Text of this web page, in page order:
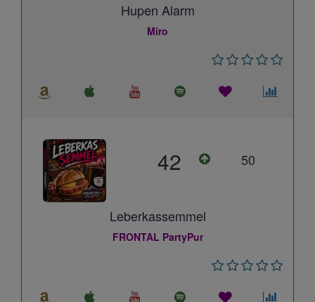
Hupen Alarm
Miro
42 50
Leberkassemmel
FRONTAL PartyPur